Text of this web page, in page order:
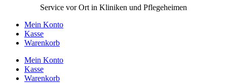
Service vor Ort in Kliniken und Pflegeheimen
Mein Konto
Kasse
Warenkorb
Mein Konto
Kasse
Warenkorb